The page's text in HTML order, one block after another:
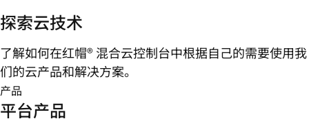
探索云技术
了解如何在红帽® 混合云控制台中根据自己的需要使用我
们的云产品和解决方案。
产品
平台产品